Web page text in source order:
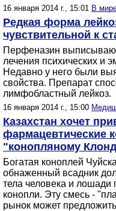
16 января 2014 г., 15:01 В
Редкая форма
чувствительной к
Перфеназин
лечения психических и
Недавно у него были
свойства. Препарат
лимфобластный лейкоз.
16 января 2014 г., 15:00
Казахстан хочет
фармацевтические
"конопляному
Богатая коноплей
обнаженный всадник
тела человека и лошади
конопли. Эту смесь -
рынок может